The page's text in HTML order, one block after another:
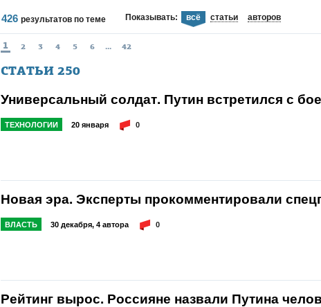
426 результатов по теме Показывать: всё статьи авторов
1 2 3 4 5 6 ... 42
СТАТЬИ 250
Универсальный солдат. Путин встретился с
ТЕХНОЛОГИИ 20 января 0
Новая эра. Эксперты прокомментировали
ВЛАСТЬ 30 декабря, 4 автора 0
Рейтинг вырос. Россияне назвали Путина